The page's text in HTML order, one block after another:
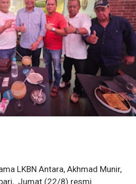
LKBN Antara, Akhmad Munir,
Jumat (22/8) resmi